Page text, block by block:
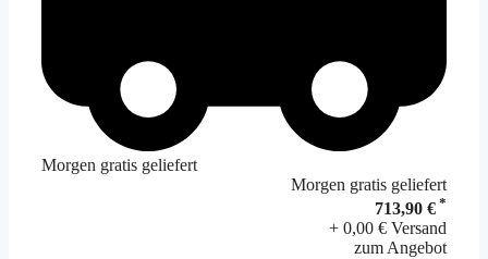
Morgen gratis geliefert
Morgen gratis geliefert
713,90 € *
+ 0,00 € Versand
zum Angebot